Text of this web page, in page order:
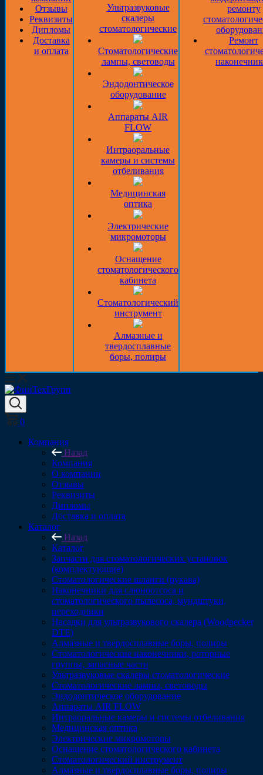
Отзывы
Реквизиты
Дипломы
Доставка
и оплата
Ультразвуковые
скалеры
стоматологические
Стоматологические
лампы, световоды
Эндодонтическое
оборудование
Аппараты AIR
FLOW
Интраоральные
камеры и системы
отбеливания
Медицинская
оптика
Электрические
микромоторы
Оснащение
стоматологического
кабинета
Стоматологический
инструмент
Алмазные и
твердосплавные
боры, полиры
ремонту
Ремонт
0
Компания
Назад
Компания
О компании
Отзывы
Реквизиты
Дипломы
Доставка и оплата
Каталог
Назад
Каталог
Запчасти для стоматологических установок
(комплектующие)
Стоматологические шланги (рукава)
Наконечники для слюноотсоса и
стоматологического пылесоса, мундштуки,
переходники
Насадки для ультразвукового скалера (Woodpecker
DTE)
Алмазные и твердосплавные боры, полиры
Стоматологические наконечники, роторные
группы, запасные части
Ультразвуковые скалеры стоматологические
Стоматологические лампы, световоды
Эндодонтическое оборудование
Аппараты AIR FLOW
Интраоральные камеры и системы отбеливания
Медицинская оптика
Электрические микромоторы
Оснащение стоматологического кабинета
Стоматологический инструмент
Алмазные и твердосплавные боры, полиры